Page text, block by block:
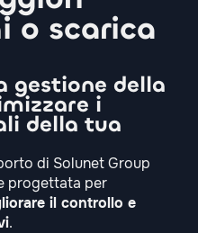
o scarica
gestione della
i
della tua
di Solunet Group
progettata per
il controllo e
.